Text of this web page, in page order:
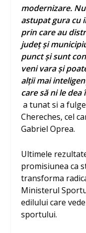
modernizare.
astupat gura cu
prin care au
județ și
punct și sunt
veni vara și
alții mai
care să ni le dea
a tunat si a
Chereches, cel
Gabriel Oprea.
Ultimele
promisiunea ca
transforma
Ministerul
edilului care
sportului.